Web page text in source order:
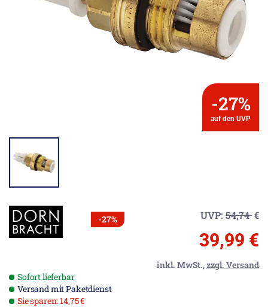
-27%
auf den UVP
-27% UVP: 54,74€
39,99 €
inkl. MwSt.,zzgl. Versand
Sofort lieferbar
Versand mit Paketdienst
Sie sparen: 14,75 €